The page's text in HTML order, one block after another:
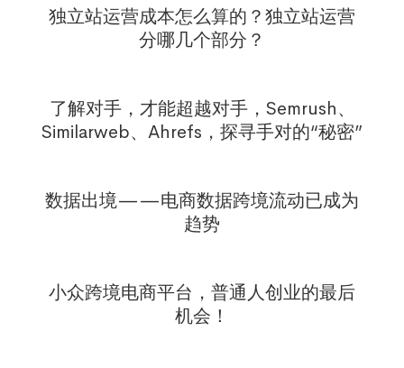
独立站运营成本怎么算的？独立站运营
分哪几个部分？
了解对手，才能超越对手，Semrush、
Similarweb、Ahrefs，探寻手对的“秘密”
数据出境——电商数据跨境流动已成为
趋势
小众跨境电商平台，普通人创业的最后
机会！